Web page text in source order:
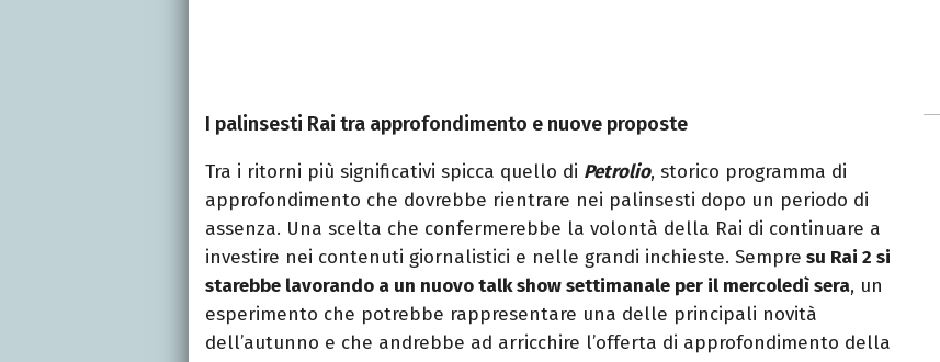
I palinsesti Rai tra approfondimento e nuove proposte
Tra i ritorni più significativi spicca quello di Petrolio, storico programma di
approfondimento che dovrebbe rientrare nei palinsesti dopo un periodo di
assenza. Una scelta che confermerebbe la volontà della Rai di continuare a
investire nei contenuti giornalistici e nelle grandi inchieste. Sempre su Rai 2 si
starebbe lavorando a un nuovo talk show settimanale per il mercoledì sera, un
esperimento che potrebbe rappresentare una delle principali novità
dell’autunno e che andrebbe ad arricchire l’offerta di approfondimento della